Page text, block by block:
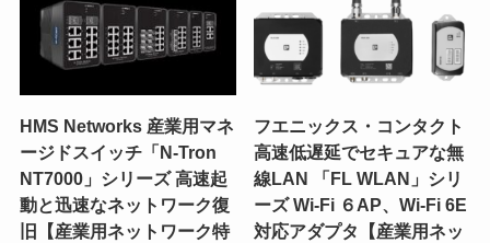
HMS Networks 産業用マネ
ージドスイッチ「N-Tron
NT7000」シリーズ 高速起
動と迅速なネットワーク復
旧【産業用ネットワーク特
フエニックス・コンタクト
高速低遅延でセキュアな無
線LAN 「FL WLAN」シリ
ーズ Wi-Fi ６AP、Wi-Fi 6E
対応アダプタ【産業用ネッ